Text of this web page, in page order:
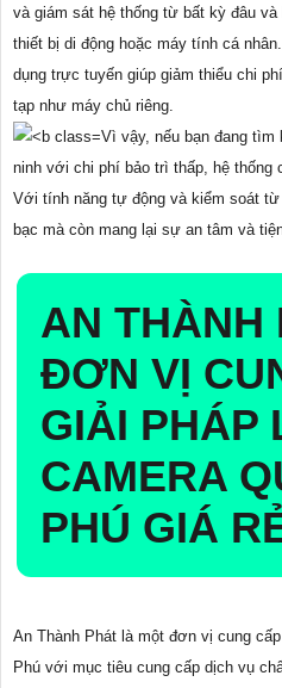
và giám sát hệ thống từ bất kỳ đâu
thiết bị di động hoặc máy tính cá
dụng trực tuyến giúp giảm thiểu chi
tạp như máy chủ riêng.
Vì vậy, nếu bạn đang tìm
ninh với chi phí bảo trì thấp, hệ thống
Với tính năng tự động và kiểm soát
bạc mà còn mang lại sự an tâm và
AN THÀNH
ĐƠN VỊ
GIẢI PHÁP
CAMERA
PHÚ GIÁ
An Thành Phát là một đơn vị cung
Phú với mục tiêu cung cấp dịch vụ